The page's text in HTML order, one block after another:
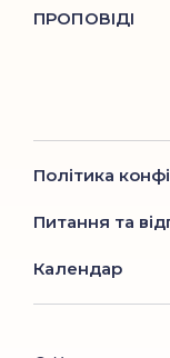
ПРОПОВІДІ
Політика
Питання та
Календар